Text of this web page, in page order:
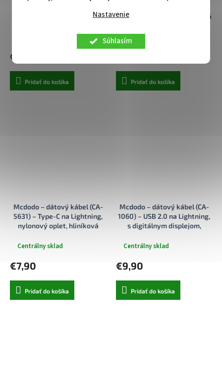
Nastavenie
Súhlasím
konektormi USB-C/Lightning
€14,90
Pridať do košíka
nylonové opletenie, hliníková
Centrálny sklad
Pridať do košíka
Mcdodo – dátový kábel (CA-
5631) – Type-C na Lightning,
nylonový oplet, hliníková
Centrálny sklad
€7,90
Pridať do košíka
Mcdodo – dátový kábel (CA-
1060) – USB 2.0 na Lightning,
s digitálnym displejom,
zliatina, 3A, 1,2m – čierny
Centrálny sklad
€9,90
Pridať do košíka